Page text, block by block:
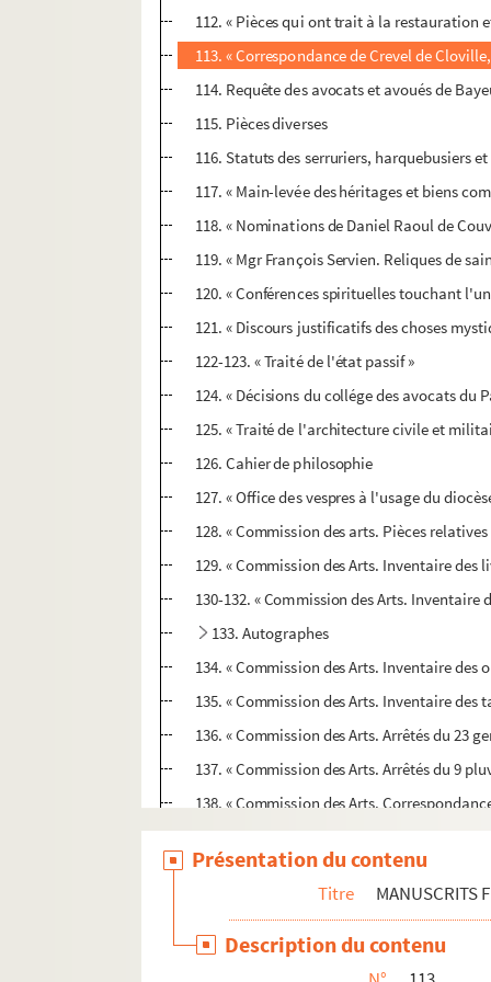
112. « Pièces qui ont trait à la restauration
113. « Correspondance de Crevel de
114. Requête des avocats et avoués de
115. Pièces diverses
116. Statuts des serruriers, harquebusiers
117. « Main-levée des héritages et biens
118. « Nominations de Daniel Raoul de
119. « Mgr François Servien. Reliques de
120. « Conférences spirituelles touchant
121. « Discours justificatifs des choses
122-123. « Traité de l'état passif »
124. « Décisions du collége des avocats du
125. « Traité de l'architecture civile et
126. Cahier de philosophie
127. « Office des vespres à l'usage du
128. « Commission des arts. Pièces
129. « Commission des Arts. Inventaire
130-132. « Commission des Arts.
133. Autographes
134. « Commission des Arts. Inventaire
135. « Commission des Arts. Inventaire
136. « Commission des Arts. Arrêtés du 23
137. « Commission des Arts. Arrêtés du 9
138. « Commission des Arts.
139. « Marques de papier »
140. « Fac-simile du décret d'abolition des
141. « Commission des Arts.
142. « Commission des Arts.
143. Sept pièces originales sur
Présentation du contenu
Titre MANUSCRITS
Description du contenu